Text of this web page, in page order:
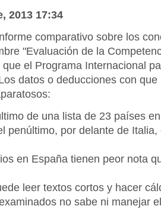
2013 17:34
comparativo sobre los
"Evaluación de la
el Programa Internacional
datos o deducciones con que
de una lista de 23 países
penúltimo, por delante de
en España tienen peor nota
leer textos cortos y hacer
no sabe ni manejar